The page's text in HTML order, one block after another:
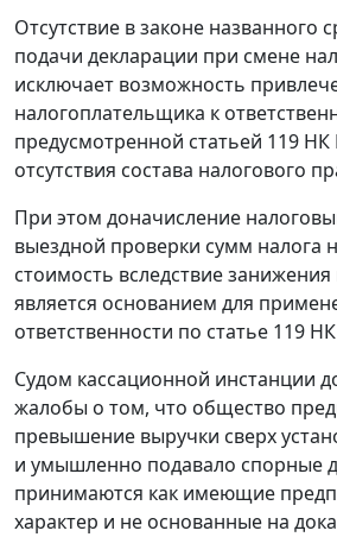
Отсутствие в законе названного
подачи декларации при смене
исключает возможность
налогоплательщика к
предусмотренной статьей 119 НК
отсутствия состава налогового
При этом доначисление
выездной проверки сумм налога
стоимость вследствие
является основанием для
ответственности по статье 119
Судом кассационной инстанции
жалобы о том, что общество
превышение выручки сверх
и умышленно подавало спорные
принимаются как имеющие
характер и не основанные на